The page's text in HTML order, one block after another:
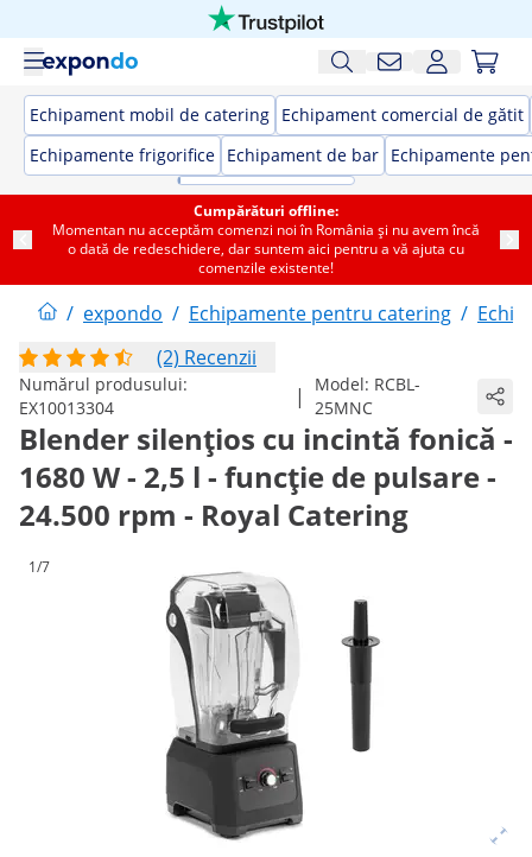
Echipament mobil de catering Echipament comercial de gătit
Echipamente frigorifice Echipament de bar Echipamente
Cumpărături offline:
Momentan nu acceptăm comenzi noi în România și nu avem încă
o dată de redeschidere, dar suntem aici pentru a vă ajuta cu
comenzile existente!
/ expondo / Echipamente pentru catering /
(2) Recenzii
Numărul produsului:
EX10013304
| Model: RCBL-
25MNC
Blender silențios cu incintă fonică -
1680 W - 2,5 l - funcție de pulsare -
24.500 rpm - Royal Catering
1/7